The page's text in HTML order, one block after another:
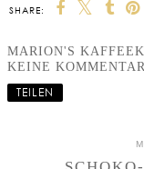
SHARE:
MARION'S
KEINE
TEILEN